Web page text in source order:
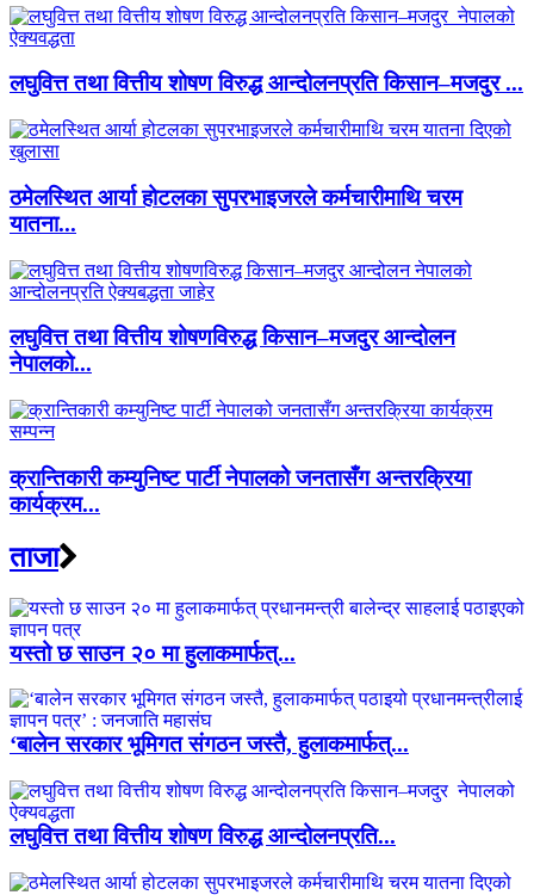
लघुवित्त तथा वित्तीय शोषण विरुद्ध आन्दोलनप्रति किसान–मजदुर ...
ठमेलस्थित आर्या होटलका सुपरभाइजरले कर्मचारीमाथि चरम
यातना...
लघुवित्त तथा वित्तीय शोषणविरुद्ध किसान–मजदुर आन्दोलन
नेपालको...
क्रान्तिकारी कम्युनिष्ट पार्टी नेपालको जनतासँग अन्तरक्रिया
कार्यक्रम...
ताजा
यस्तो छ साउन २० मा हुलाकमार्फत्...
‘बालेन सरकार भूमिगत संगठन जस्तै, हुलाकमार्फत्...
लघुवित्त तथा वित्तीय शोषण विरुद्ध आन्दोलनप्रति...